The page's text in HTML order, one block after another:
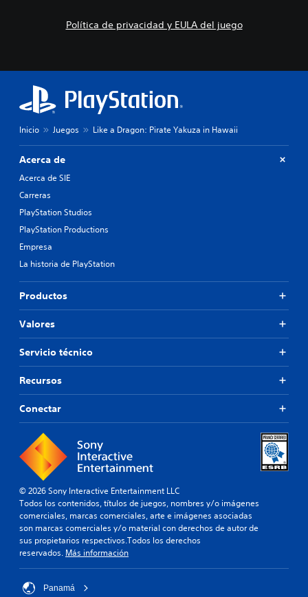
Política de privacidad y EULA del juego
Inicio Juegos Like a Dragon: Pirate Yakuza in Hawaii
Acerca de
Acerca de SIE
Carreras
PlayStation Studios
PlayStation Productions
Empresa
La historia de PlayStation
Productos
Valores
Servicio técnico
Recursos
Conectar
© 2026 Sony Interactive Entertainment LLC
Todos los contenidos, títulos de juegos, nombres y/o imágenes
comerciales, marcas comerciales, arte e imágenes asociadas
son marcas comerciales y/o material con derechos de autor de
sus propietarios respectivos.Todos los derechos
reservados. Más información
Panamá